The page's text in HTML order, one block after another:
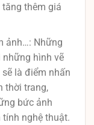
thêm giá
ảnh…: Những
hình vẽ
là điểm nhấn
thời trang,
bức ảnh
nghệ thuật.